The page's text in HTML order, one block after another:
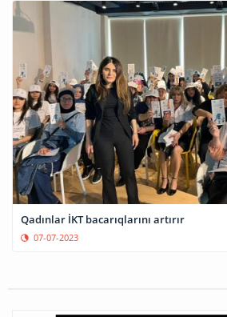
Qadınlar İKT bacarıqlarını artırır
07-07-2023